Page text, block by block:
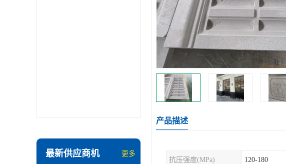
最新供应商机 更多
产品描述
抗压强度(MPa) 120-180